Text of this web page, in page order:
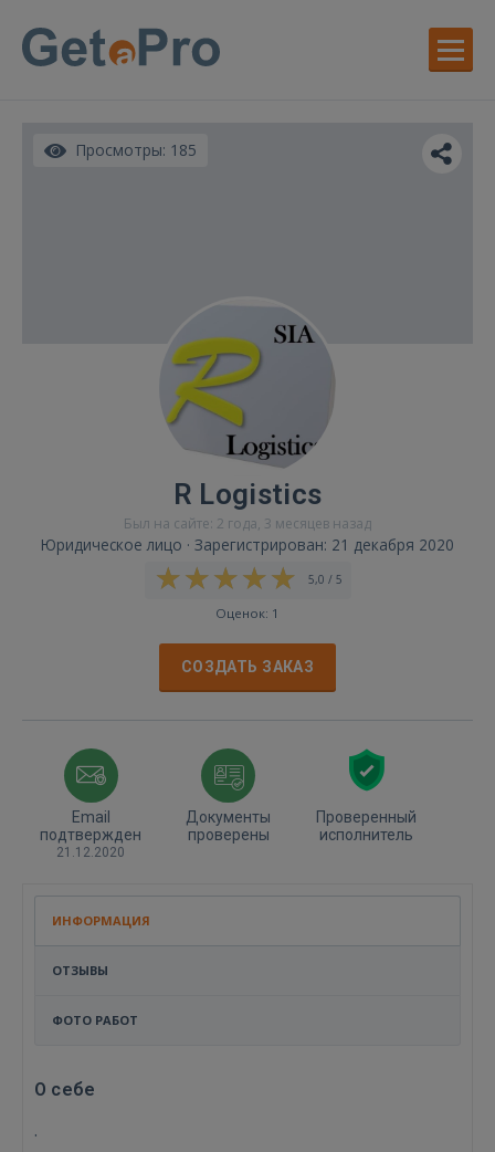
Просмотры: 185
R Logistics
Был на сайте: 2 года, 3 месяцев назад
Юридическое лицо · Зарегистрирован: 21 декабря 2020
5,0 / 5
Оценок: 1
СОЗДАТЬ ЗАКАЗ
Email
подтвержден
21.12.2020
Документы
проверены
Проверенный
исполнитель
ИНФОРМАЦИЯ
ОТЗЫВЫ
ФОТО РАБОТ
О себе
.